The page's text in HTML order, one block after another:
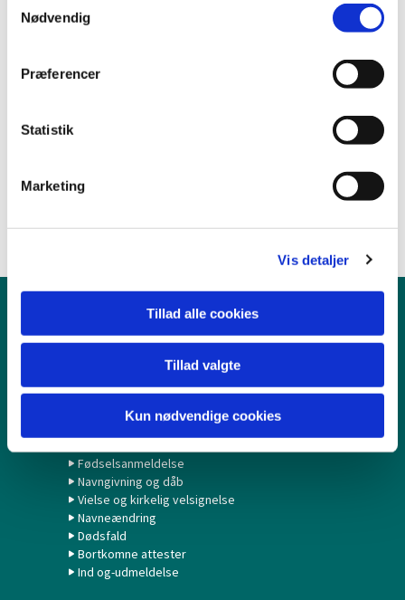
Nødvendig
Præferencer
Statistik
Marketing
Vis detaljer
Tillad alle cookies
Tillad valgte
Kun nødvendige cookies
Konfirmation/Konfirmander
Minikonfirmander
Fødselsanmeldelse
Navngivning og dåb
Vielse og kirkelig velsignelse
Navneændring
Dødsfald
Bortkomne attester
Ind og-udmeldelse